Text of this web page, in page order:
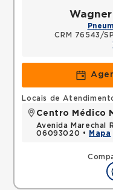
Wagner
CRM 76543/SP
Locais de
Centro Médico
Avenida Marechal
06093020 •
Mapa